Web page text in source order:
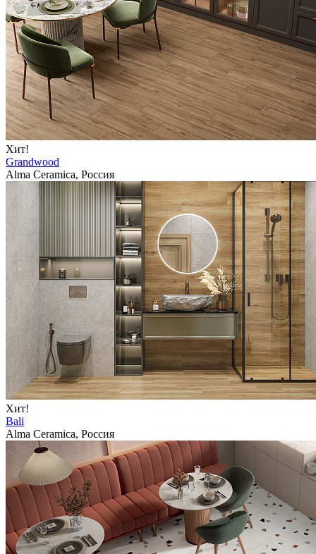
Хит!
Grandwood
Alma Ceramica, Россия
Хит!
Bali
Alma Ceramica, Россия